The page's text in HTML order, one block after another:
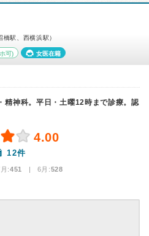
駅、西横浜駅）
可) 女医在籍
精神科。平日・土曜12時まで診療。認
4.00
12件
:451 | 6月:528